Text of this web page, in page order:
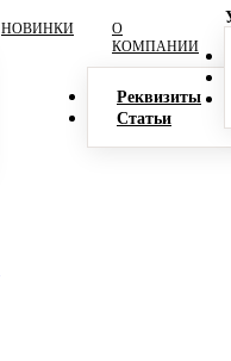
НОВИНКИ
О
КОМПАНИИ
Реквизиты
Статьи